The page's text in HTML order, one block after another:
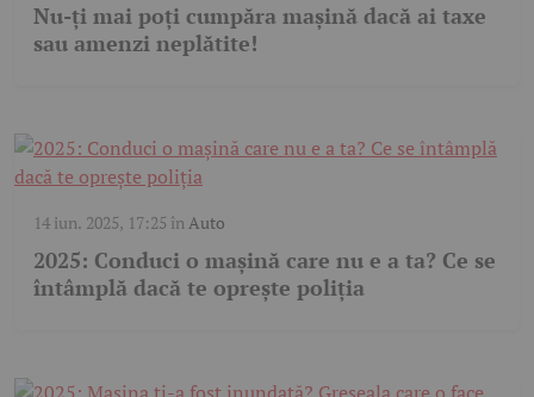
Nu-ți mai poți cumpăra mașină dacă ai taxe
sau amenzi neplătite!
14 iun. 2025, 17:25 înAuto
2025: Conduci o mașină care nu e a ta? Ce se
întâmplă dacă te oprește poliția